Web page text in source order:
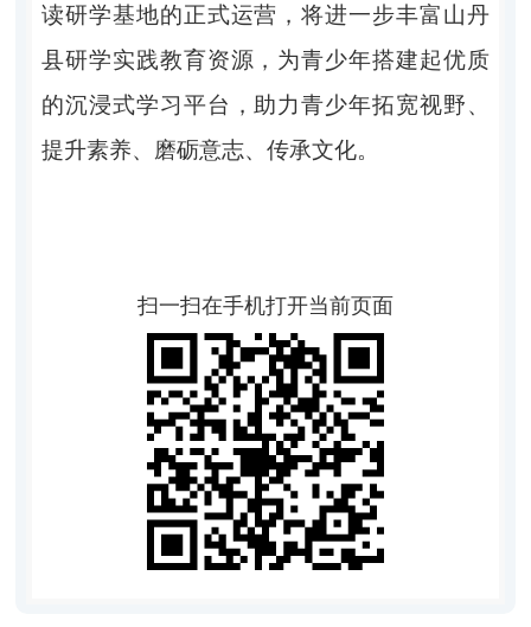
读研学基地的正式运营，将进一步丰富山丹
县研学实践教育资源，为青少年搭建起优质
的沉浸式学习平台，助力青少年拓宽视野、
提升素养、磨砺意志、传承文化。
扫一扫在手机打开当前页面